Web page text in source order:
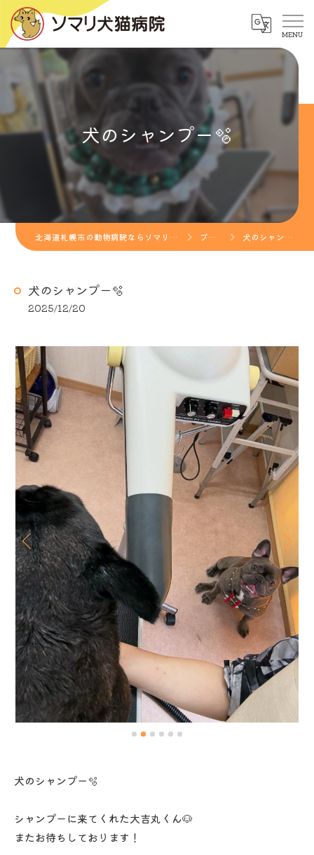
犬のシャンプー🫧
北海道札幌市の動物病院ならソマリ犬猫病院 ブログ 犬のシャンプー🫧
犬のシャンプー🫧
2025/12/20
犬のシャンプー🫧
シャンプーに来てくれた大吉丸くん🐶
またお待ちしております！